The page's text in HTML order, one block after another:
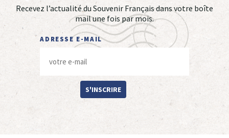
Recevez l’actualité du Souvenir Français dans votre boîte
mail une fois par mois.
ADRESSE E-MAIL
S'INSCRIRE